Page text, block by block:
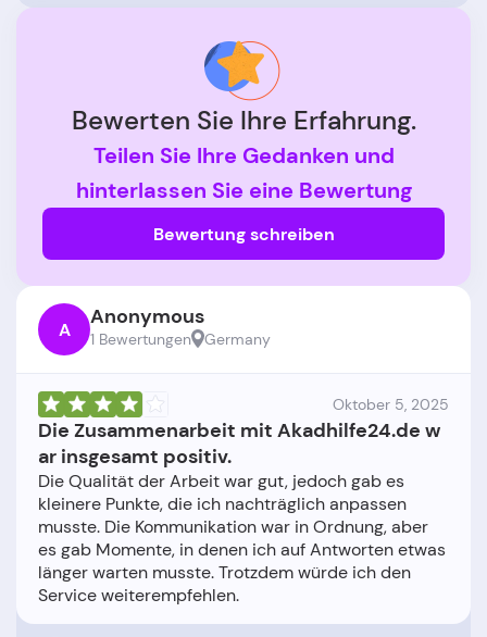
Bewerten Sie Ihre Erfahrung.
Teilen Sie Ihre Gedanken und
hinterlassen Sie eine Bewertung
Bewertung schreiben
A Anonymous
1 Bewertungen Germany
Oktober 5, 2025
Die Zusammenarbeit mit Akadhilfe24.de w
ar insgesamt positiv.
Die Qualität der Arbeit war gut, jedoch gab es
kleinere Punkte, die ich nachträglich anpassen
musste. Die Kommunikation war in Ordnung, aber
es gab Momente, in denen ich auf Antworten etwas
länger warten musste. Trotzdem würde ich den